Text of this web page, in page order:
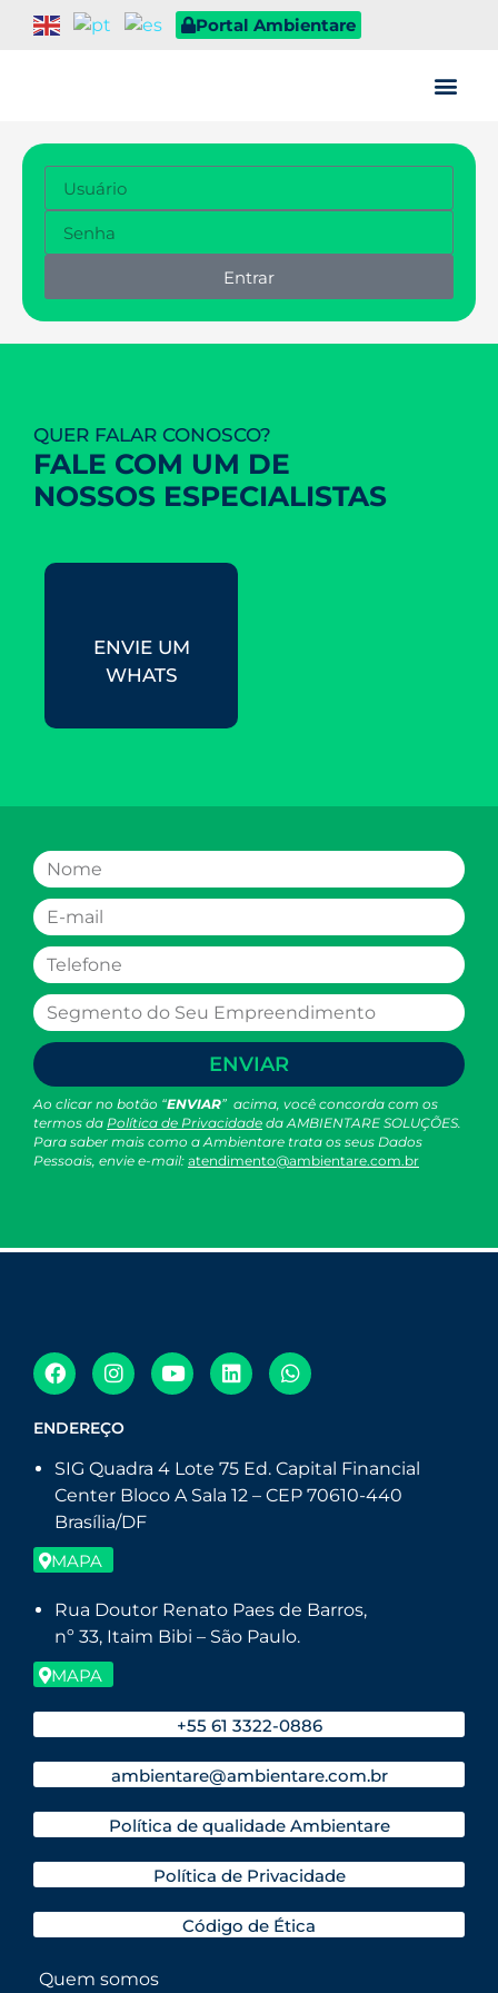
Portal Ambientare
Entrar
QUER FALAR CONOSCO?
FALE COM UM DE
NOSSOS ESPECIALISTAS
ENVIE UM
WHATS
ENVIAR
Ao clicar no botão “ENVIAR” acima, você concorda com os
termos da Política de Privacidade da AMBIENTARE SOLUÇÕES.
Para saber mais como a Ambientare trata os seus Dados
Pessoais, envie e-mail: atendimento@ambientare.com.br
ENDEREÇO
SIG Quadra 4 Lote 75 Ed. Capital Financial
Center Bloco A Sala 12 – CEP 70610-440
Brasília/DF
MAPA
Rua Doutor Renato Paes de Barros,
nº 33, Itaim Bibi – São Paulo.
MAPA
+55 61 3322-0886
ambientare@ambientare.com.br
Política de qualidade Ambientare
Política de Privacidade
Código de Ética
Quem somos